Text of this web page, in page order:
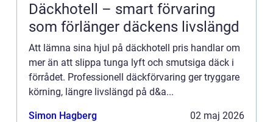
Däckhotell – smart förvaring
som förlänger däckens livslängd
Att lämna sina hjul på däckhotell pris handlar om
mer än att slippa tunga lyft och smutsiga däck i
förrådet. Professionell däckförvaring ger tryggare
körning, längre livslängd på d&a...
Simon Hagberg 02 maj 2026